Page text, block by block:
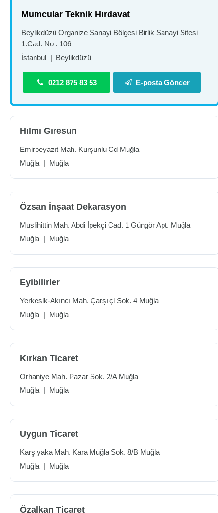
Mumcular Teknik Hırdavat
Beylikdüzü Organize Sanayi Bölgesi Birlik Sanayi Sitesi
1.Cad. No : 106
İstanbul | Beylikdüzü
0212 875 83 53 E-posta Gönder
Hilmi Giresun
Emirbeyazıt Mah. Kurşunlu Cd Muğla
Muğla | Muğla
Özsan İnşaat Dekarasyon
Muslihittin Mah. Abdi İpekçi Cad. 1 Güngör Apt. Muğla
Muğla | Muğla
Eyibilirler
Yerkesik-Akıncı Mah. Çarşıiçi Sok. 4 Muğla
Muğla | Muğla
Kırkan Ticaret
Orhaniye Mah. Pazar Sok. 2/A Muğla
Muğla | Muğla
Uygun Ticaret
Karşıyaka Mah. Kara Muğla Sok. 8/B Muğla
Muğla | Muğla
Özalkan Ticaret